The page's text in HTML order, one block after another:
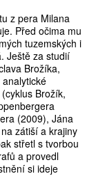
z pera Milana
Před očima mu
tuzemských i
Ještě za studií
Brožíka,
Brožík,
(2009), Jána
zátiší a krajiny
střetl s tvorbou
a provedl
si ideje